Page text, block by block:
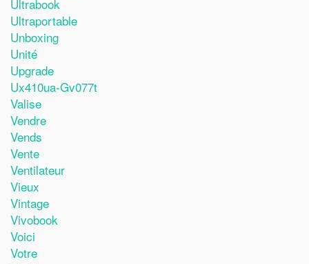
Ultrabook
Ultraportable
Unboxing
Unité
Upgrade
Ux410ua-Gv077t
Valise
Vendre
Vends
Vente
Ventilateur
Vieux
Vintage
Vivobook
Voici
Votre